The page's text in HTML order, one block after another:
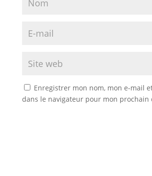
Enregistrer mon nom, mon e-mail
dans le navigateur pour mon prochain